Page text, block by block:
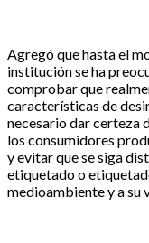
Agregó que hasta el
institución se ha
comprobar que
características de
necesario dar certeza
los consumidores
y evitar que se siga
etiquetado o
medioambiente y a su